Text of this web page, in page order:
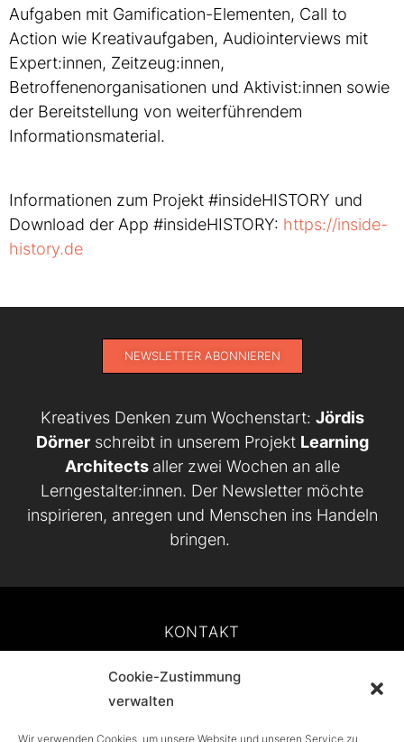
Cookie-Zustimmung
verwalten
Wir verwenden Cookies, um unsere Website und unseren Service zu
Aufgaben mit Gamification-Elementen, Call to
Action wie Kreativaufgaben, Audiointerviews mit
Expert:innen, Zeitzeug:innen,
Betroffenenorganisationen und Aktivist:innen sowie
der Bereitstellung von weiterführendem
Informationsmaterial.
Informationen zum Projekt #insideHISTORY und
Download der App #insideHISTORY: https://inside-
history.de
NEWSLETTER ABONNIEREN
Kreatives Denken zum Wochenstart: Jördis
Dörnerschreibt in unserem Projekt Learning
Architects aller zwei Wochen an alle
Lerngestalter:innen. Der Newsletter möchte
inspirieren, anregen und Menschen ins Handeln
bringen.
KONTAKT
IMPRESSUM